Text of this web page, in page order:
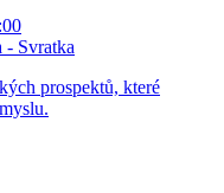
- Svratka
prospektů, které